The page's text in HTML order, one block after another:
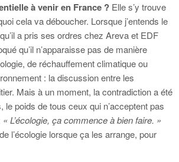
à venir en France ? Elle s’y trouve
cela va déboucher. Lorsque j’entends le
a pris ses ordres chez Areva et EDF
qu’il n’apparaisse pas de manière
de réchauffement climatique ou
: la discussion entre les
Mais à un moment, la contradiction a été
poids de tous ceux qui n’acceptent pas
« L’écologie, ça commence à bien faire. »
l’écologie lorsque ça les arrange, pour